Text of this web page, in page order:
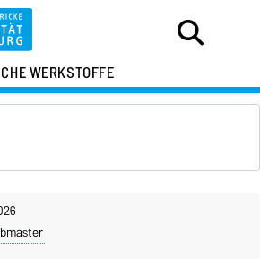
WERKSTOFFE